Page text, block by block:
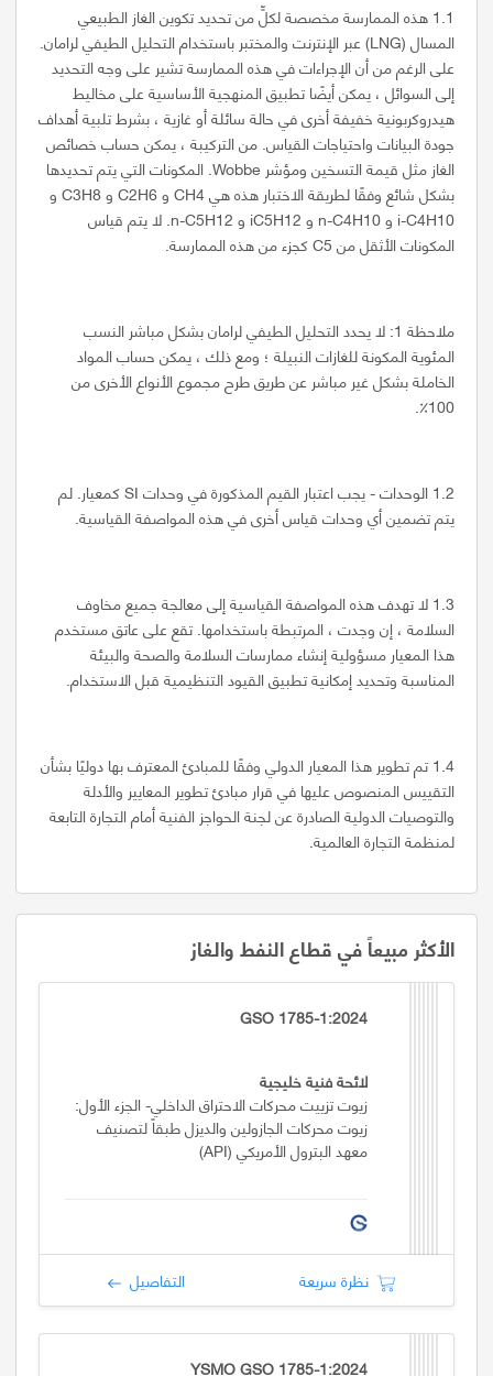
1.1 هذه الممارسة مخصصة لكلٍّ من تحديد تكوين الغاز الطبيعي
المسال (LNG) عبر الإنترنت والمختبر باستخدام التحليل الطيفي لرامان.
على الرغم من أن الإجراءات في هذه الممارسة تشير على وجه التحديد
إلى السوائل ، يمكن أيضًا تطبيق المنهجية الأساسية على مخاليط
هيدروكربونية خفيفة أخرى في حالة سائلة أو غازية ، بشرط تلبية أهداف
جودة البيانات واحتياجات القياس. من التركيبة ، يمكن حساب خصائص
الغاز مثل قيمة التسخين ومؤشر Wobbe. المكونات التي يتم تحديدها
بشكل شائع وفقًا لطريقة الاختبار هذه هي CH4 و C2H6 و C3H8 و
i-C4H10 و n-C4H10 و iC5H12 و n-C5H12. لا يتم قياس
المكونات الأثقل من C5 كجزء من هذه الممارسة.
ملاحظة 1: لا يحدد التحليل الطيفي لرامان بشكل مباشر النسب
المئوية المكونة للغازات النبيلة ؛ ومع ذلك ، يمكن حساب المواد
الخاملة بشكل غير مباشر عن طريق طرح مجموع الأنواع الأخرى من
100٪.
1.2 الوحدات - يجب اعتبار القيم المذكورة في وحدات SI كمعيار. لم
يتم تضمين أي وحدات قياس أخرى في هذه المواصفة القياسية.
1.3 لا تهدف هذه المواصفة القياسية إلى معالجة جميع مخاوف
السلامة ، إن وجدت ، المرتبطة باستخدامها. تقع على عاتق مستخدم
هذا المعيار مسؤولية إنشاء ممارسات السلامة والصحة والبيئة
المناسبة وتحديد إمكانية تطبيق القيود التنظيمية قبل الاستخدام.
1.4 تم تطوير هذا المعيار الدولي وفقًا للمبادئ المعترف بها دوليًا بشأن
التقييس المنصوص عليها في قرار مبادئ تطوير المعايير والأدلة
والتوصيات الدولية الصادرة عن لجنة الحواجز الفنية أمام التجارة التابعة
لمنظمة التجارة العالمية.
الأكثر مبيعاً في قطاع النفط والغاز
GSO 1785-1:2024
لائحة فنية خليجية
زيوت تزييت محركات الاحتراق الداخلي- الجزء الأول:
زيوت محركات الجازولين والديزل طبقاً لتصنيف
معهد البترول الأمريكي (API)
نظرة سريعة التفاصيل
YSMO GSO 1785-1:2024